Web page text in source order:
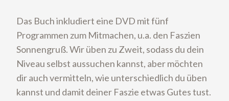
Das Buch inkludiert eine DVD mit fünf
Programmen zum Mitmachen, u.a. den Faszien
Sonnengruß. Wir üben zu Zweit, sodass du dein
Niveau selbst aussuchen kannst, aber möchten
dir auch vermitteln, wie unterschiedlich du üben
kannst und damit deiner Faszie etwas Gutes tust.